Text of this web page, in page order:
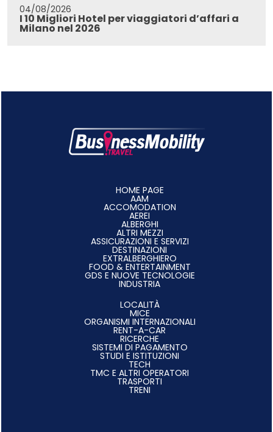
04/08/2026
I 10 Migliori Hotel per viaggiatori d’affari a
Milano nel 2026
HOME PAGE
AAM
ACCOMODATION
AEREI
ALBERGHI
ALTRI MEZZI
ASSICURAZIONI E SERVIZI
DESTINAZIONI
EXTRALBERGHIERO
FOOD & ENTERTAINMENT
GDS E NUOVE TECNOLOGIE
INDUSTRIA
LOCALITÀ
MICE
ORGANISMI INTERNAZIONALI
RENT-A-CAR
RICERCHE
SISTEMI DI PAGAMENTO
STUDI E ISTITUZIONI
TECH
TMC E ALTRI OPERATORI
TRASPORTI
TRENI